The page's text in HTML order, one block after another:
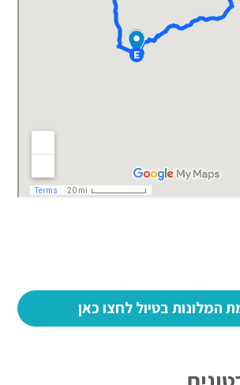
המלונות בטיול לחצו כאן